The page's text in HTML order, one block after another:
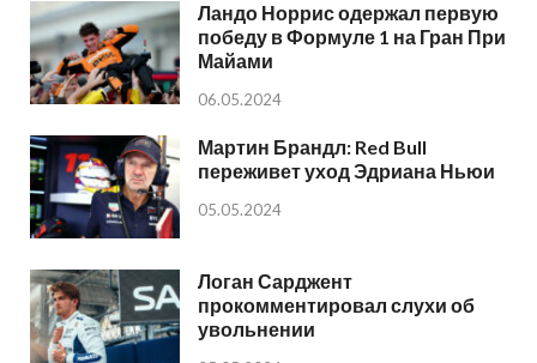
Ландо Норрис одержал первую
победу в Формуле 1 на Гран При
Майами
06.05.2024
Мартин Брандл: Red Bull
переживет уход Эдриана Ньюи
05.05.2024
Логан Сарджент
прокомментировал слухи об
увольнении